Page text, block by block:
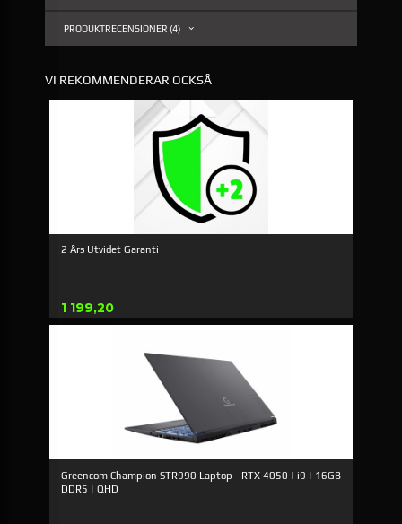
PRODUKTRECENSIONER (4)
VI REKOMMENDERAR OCKSÅ
2 Års Utvidet Garanti
Pris
1 199,20
Greencom Champion STR990 Laptop - RTX 4050 | i9 | 16GB
DDR5 | QHD